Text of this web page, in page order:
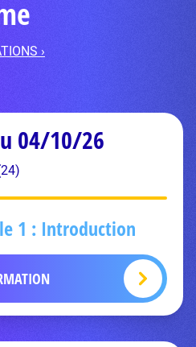
›
04/10/26
1 : Introduction